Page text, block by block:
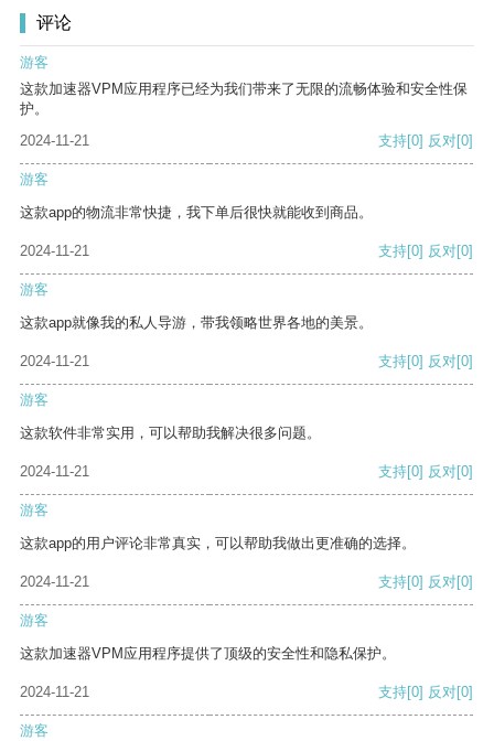
评论
游客
这款加速器VPM应用程序已经为我们带来了无限的流畅体验和安全性保
护。
2024-11-21
支持[0] 反对[0]
游客
这款app的物流非常快捷，我下单后很快就能收到商品。
2024-11-21 支持[0] 反对[0]
游客
这款app就像我的私人导游，带我领略世界各地的美景。
2024-11-21 支持[0] 反对[0]
游客
这款软件非常实用，可以帮助我解决很多问题。
2024-11-21 支持[0] 反对[0]
游客
这款app的用户评论非常真实，可以帮助我做出更准确的选择。
2024-11-21 支持[0] 反对[0]
游客
这款加速器VPM应用程序提供了顶级的安全性和隐私保护。
2024-11-21 支持[0] 反对[0]
游客